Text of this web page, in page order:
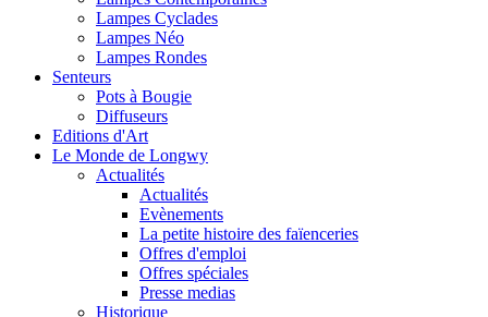
Lampes Cyclades
Lampes Néo
Lampes Rondes
Senteurs
Pots à Bougie
Diffuseurs
Editions d'Art
Le Monde de Longwy
Actualités
Actualités
Evènements
La petite histoire des faïenceries
Offres d'emploi
Offres spéciales
Presse medias
Historique